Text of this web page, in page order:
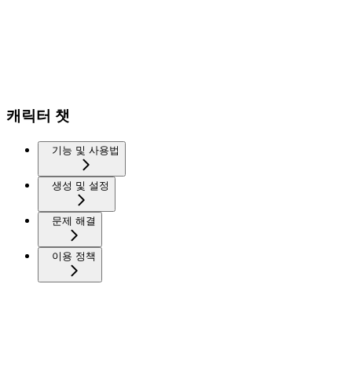
캐릭터 챗
기능 및 사용법
생성 및 설정
문제 해결
이용 정책